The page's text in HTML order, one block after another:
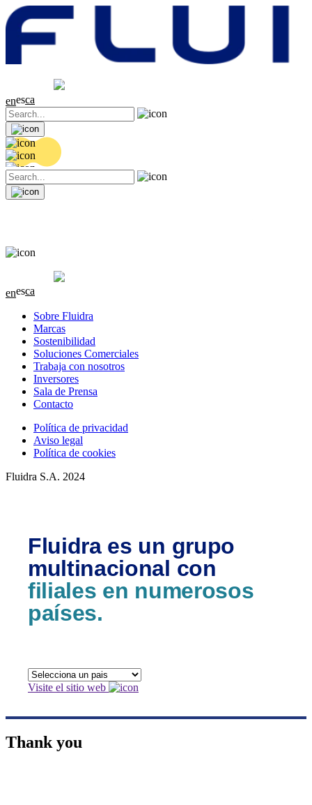
0.04 (+0.2%)
enesca
0.04 (+0.2%)
enesca
Sobre Fluidra
Marcas
Sostenibilidad
Soluciones Comerciales
Trabaja con nosotros
Inversores
Sala de Prensa
Contacto
Política de privacidad
Aviso legal
Política de cookies
Fluidra S.A. 2024
Fluidra es un grupo
multinacional con
filiales en numerosos
países.
Visite el sitio web
Thank you